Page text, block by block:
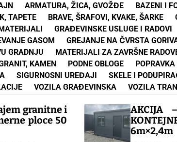
ARMATURA, ŽICA, GVOŽĐE BAZENI I
TAPETE
BRAVE, ŠRAFOVI, KVAKE, ŠARKE
GRAĐEVINSKE USLUGE I RADOVI
GASOM
GREJANJE NA ČVRSTA
GRADNJU
MATERIJALI ZA ZAVRŠNE
KAMEN
PODNE OBLOGE
SIGURNOSNI UREĐAJI SKELE I
VOZILA GRAĐEVINSKA VOZILA
granitne i
ploce 50
AKCIJA
6m×2,4m